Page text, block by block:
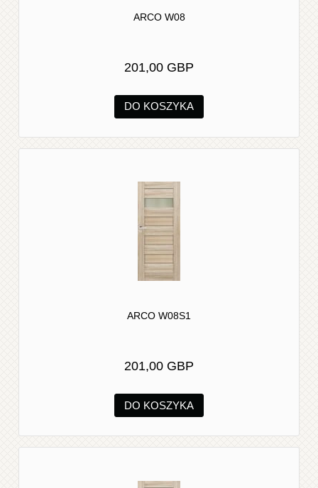
ARCO W08
201,00 GBP
DO KOSZYKA
ARCO W08S1
201,00 GBP
DO KOSZYKA